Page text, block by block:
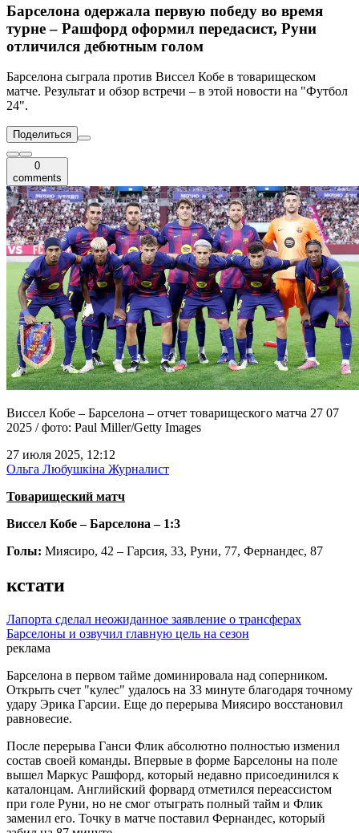
Барселона одержала первую победу во время
турне – Рашфорд оформил передасист, Руни
отличился дебютным голом
Барселона сыграла против Виссел Кобе в товарищеском
матче. Результат и обзор встречи – в этой новости на "Футбол
24".
Поделиться
0
comments
Виссел Кобе – Барселона – отчет товарищеского матча 27 07
2025 / фото: Paul Miller/Getty Images
27 июля 2025, 12:12
Ольга Любушкіна Журналист
Товарищеский матч
Виссел Кобе – Барселона – 1:3
Голы: Миясиро, 42 – Гарсия, 33, Руни, 77, Фернандес, 87
кстати
Лапорта сделал неожиданное заявление о трансферах
Барселоны и озвучил главную цель на сезон
реклама
Барселона в первом тайме доминировала над соперником.
Открыть счет "кулес" удалось на 33 минуте благодаря точному
удару Эрика Гарсии. Еще до перерыва Миясиро восстановил
равновесие.
После перерыва Ганси Флик абсолютно полностью изменил
состав своей команды. Впервые в форме Барселоны на поле
вышел Маркус Рашфорд, который недавно присоединился к
каталонцам. Английский форвард отметился переассистом
при голе Руни, но не смог отыграть полный тайм и Флик
заменил его. Точку в матче поставил Фернандес, который